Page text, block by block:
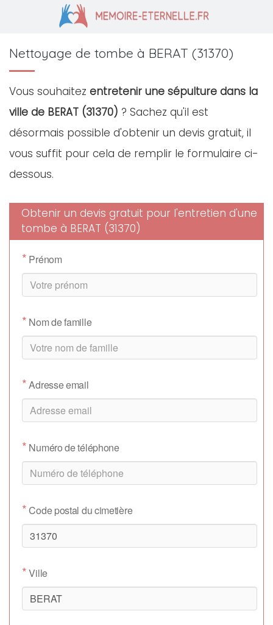
Nettoyage de tombe à BERAT (31370)
Vous souhaitez entretenir une sépulture dans la
ville de BERAT (31370) ? Sachez qu'il est
désormais possible d'obtenir un devis gratuit, il
vous suffit pour cela de remplir le formulaire ci-
dessous.
Obtenir un devis gratuit pour l'entretien d'une
tombe à BERAT (31370)
* Prénom
* Nom de famille
*Adresse email
* Numéro de téléphone
*Code postal du cimetière
*Ville